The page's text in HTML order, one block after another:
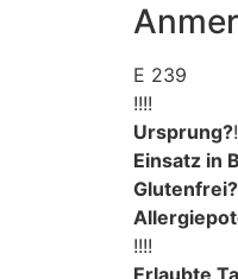
E 239
!!!!
Ursprung?
Einsatz in
Glutenfrei?
!!!!